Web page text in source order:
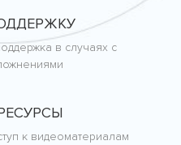
в случаях с
к видеоматериалам